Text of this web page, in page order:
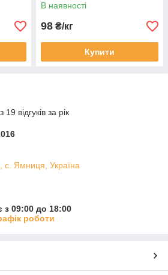
В наявності
98 ₴/кг
Купити
відгуків за рік
с. Ямниця, Україна
з 09:00 до 18:00
роботи